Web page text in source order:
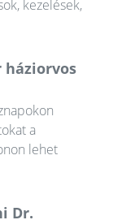
kezelések,
háziorvos
a
lehet
Dr.